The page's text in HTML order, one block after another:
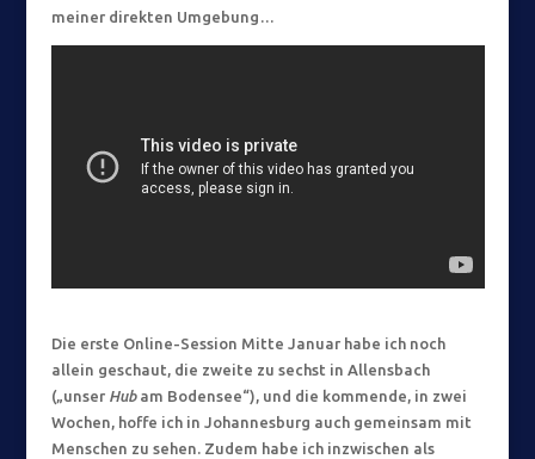
meiner direkten Umgebung…
Die erste Online-Session Mitte Januar habe ich noch
allein geschaut, die zweite zu sechst in Allensbach
(„unser Hubam Bodensee“), und die kommende, in zwei
Wochen, hoffe ich in Johannesburg auch gemeinsam mit
Menschen zu sehen. Zudem habe ich inzwischen als